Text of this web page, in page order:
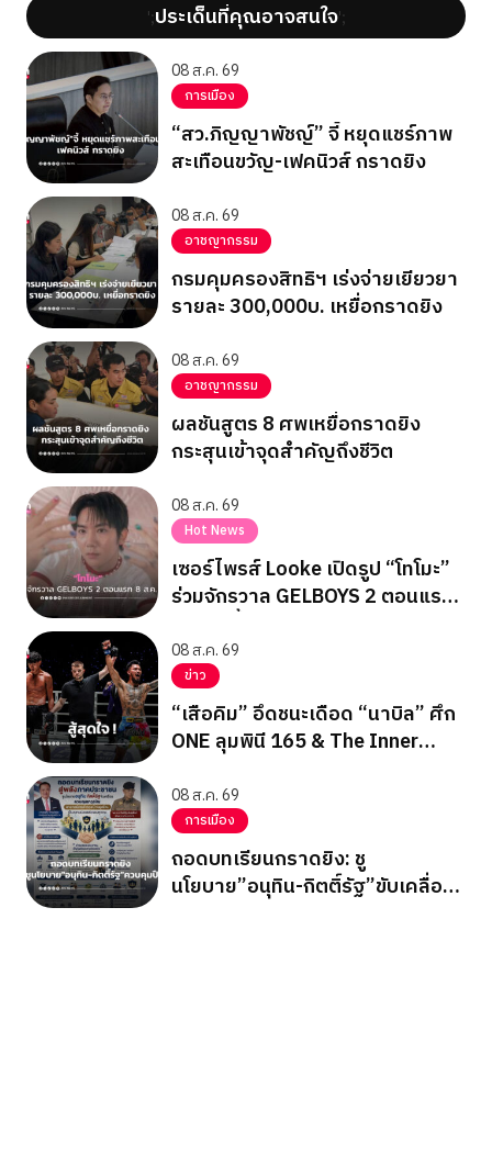
';ประเด็นที่คุณอาจสนใจ';
08 ส.ค. 69
การเมือง
“สว.ภิญญาพัชญ์” จี้ หยุดแชร์ภาพ
สะเทือนขวัญ-เฟคนิวส์ กราดยิง
08 ส.ค. 69
อาชญากรรม
กรมคุมครองสิทธิฯ เร่งจ่ายเยียวยา
รายละ 300,000บ. เหยื่อกราดยิง
08 ส.ค. 69
อาชญากรรม
ผลชันสูตร 8 ศพเหยื่อกราดยิง
กระสุนเข้าจุดสำคัญถึงชีวิต
08 ส.ค. 69
Hot News
เซอร์ไพรส์ Looke เปิดรูป “โทโมะ”
ร่วมจักรวาล GELBOYS 2 ตอนแรก
08 ส.ค. 69
ข่าว
“เสือคิม” อึดชนะเดือด “นาบิล” ศึก
ONE ลุมพินี 165 & The Inner
08 ส.ค. 69
การเมือง
ถอดบทเรียนกราดยิง: ชู
นโยบาย”อนุทิน-กิตติ์รัฐ”ขับเคลื่อน